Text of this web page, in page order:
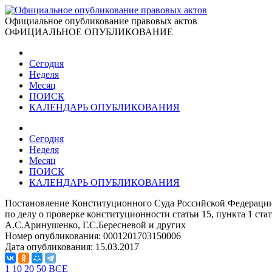
Официальное опубликование правовых актов
ОФИЦИАЛЬНОЕ ОПУБЛИКОВАНИЕ
Сегодня
Неделя
Месяц
ПОИСК
КАЛЕНДАРЬ ОПУБЛИКОВАНИЯ
Сегодня
Неделя
Месяц
ПОИСК
КАЛЕНДАРЬ ОПУБЛИКОВАНИЯ
Постановление Конституционного Суда Российской
по делу о проверке конституционности статьи 15, пункта 1
А.С.Аринушенко, Г.С.Бересневой и других
Номер опубликования: 0001201703150006
Дата опубликования: 15.03.2017
1 10 20 50 ВСЕ